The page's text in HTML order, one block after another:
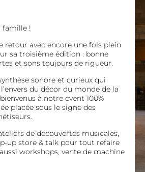
famille !
retour avec encore une fois plein
sa troisième édition : bonne
et sons toujours de rigueur.
sonore et curieux qui
du décor du monde de la
à notre event 100%
placée sous le signe des
de découvertes musicales,
up store & talk pour tout refaire
workshops, vente de machine